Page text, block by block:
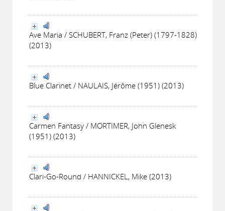
Ave Maria / SCHUBERT, Franz (Peter) (1797-1828)
(2013)
Blue Clarinet / NAULAIS, Jérôme (1951) (2013)
Carmen Fantasy / MORTIMER, John Glenesk
(1951) (2013)
Clari-Go-Round / HANNICKEL, Mike (2013)